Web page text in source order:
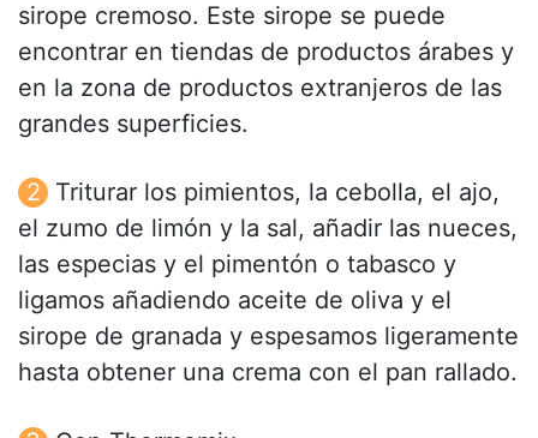
sirope cremoso. Este sirope se puede
encontrar en tiendas de productos árabes y
en la zona de productos extranjeros de las
grandes superficies.
Triturar los pimientos, la cebolla, el ajo,
el zumo de limón y la sal, añadir las nueces,
las especias y el pimentón o tabasco y
ligamos añadiendo aceite de oliva y el
sirope de granada y espesamos ligeramente
hasta obtener una crema con el pan rallado.